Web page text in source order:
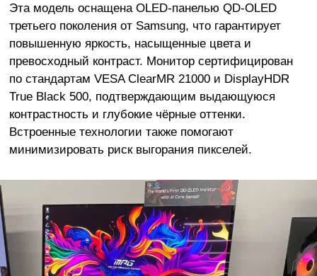
Эта модель оснащена OLED-панелью QD-OLED
третьего поколения от Samsung, что гарантирует
повышенную яркость, насыщенные цвета и
превосходный контраст. Монитор сертифицирован
по стандартам VESA ClearMR 21000 и DisplayHDR
True Black 500, подтверждающим выдающуюся
контрастность и глубокие чёрные оттенки.
Встроенные технологии также помогают
минимизировать риск выгорания пикселей.